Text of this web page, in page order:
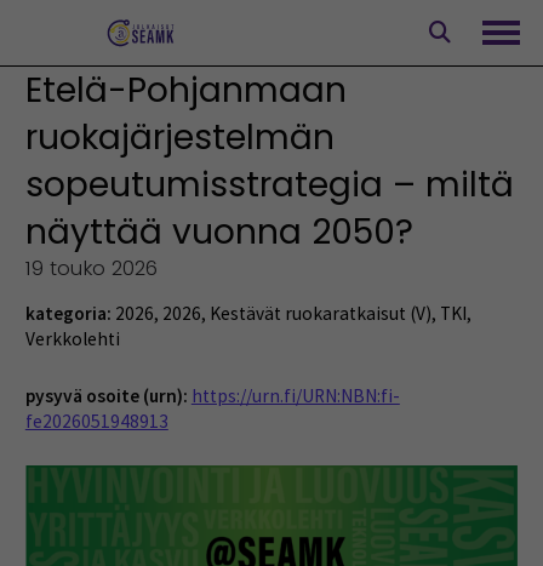
Etelä-Pohjanmaan
ruokajärjestelmän
sopeutumisstrategia – miltä
näyttää vuonna 2050?
19 touko 2026
kategoria: 2026, 2026, Kestävät ruokaratkaisut (V), TKI,
Verkkolehti
pysyvä osoite (urn): https://urn.fi/URN:NBN:fi-
fe2026051948913